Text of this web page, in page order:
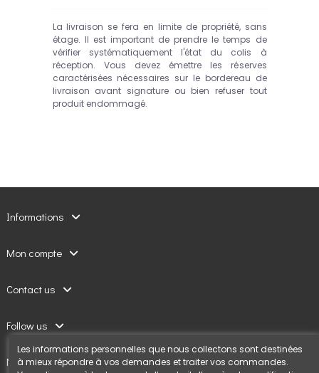
La livraison se fera en limite de propriété, sans
étage. Il est important de prendre le temps de
vérifier systématiquement l'état du colis à
réception. Vous devez émettre les réserves
caractérisées nécessaires sur le bordereau de
livraison avant signature ou bien refuser tout
produit endommagé.
Informations
Mon compte
Contact us
Follow us
Newsletter
Les informations personnelles que nous collectons sont destinées
à mieux répondre à vos demandes et traiter vos commandes.